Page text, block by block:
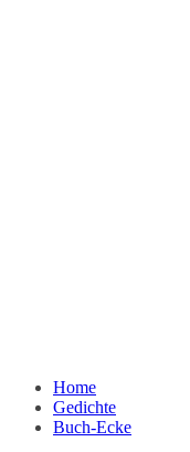
Home
Gedichte
Buch-Ecke